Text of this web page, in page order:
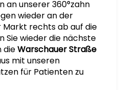
an unserer 360°zahn
wieder an der
Markt rechts ab auf die
Sie wieder die nächste
dieWarschauer Straße
mit unseren
für Patienten zu